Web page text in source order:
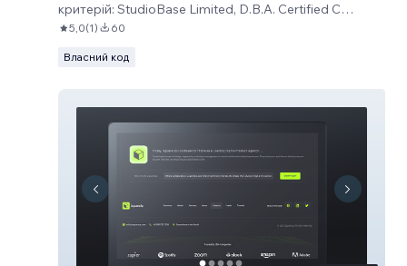
критерій: StudioBase Limited, D.B.A. Certified Code
5,0(1) 60
Власний код